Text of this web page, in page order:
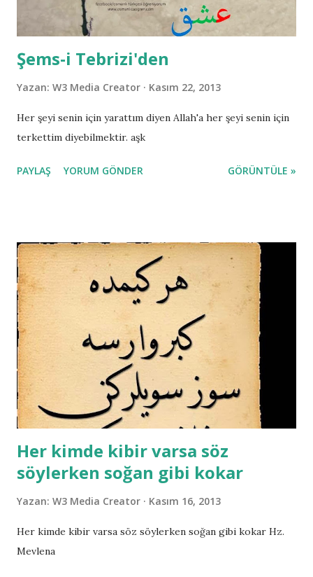
Şems-i Tebrizi'den
Yazan: W3 Media Creator Kasım 22, 2013
Her şeyi senin için yarattım diyen Allah'a her şeyi senin için
terkettim diyebilmektir. aşk
PAYLAŞ YORUM GÖNDER GÖRÜNTÜLE »
Her kimde kibir varsa söz
söylerken soğan gibi kokar
Yazan: W3 Media Creator Kasım 16, 2013
Her kimde kibir varsa söz söylerken soğan gibi kokar Hz.
Mevlena